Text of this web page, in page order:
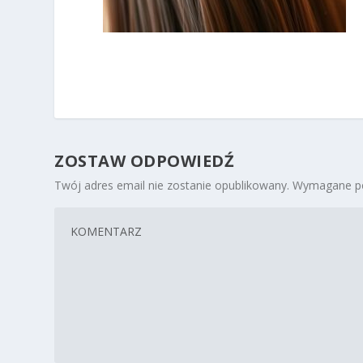
ZOSTAW ODPOWIEDŹ
Twój adres email nie zostanie opublikowany. Wymagane